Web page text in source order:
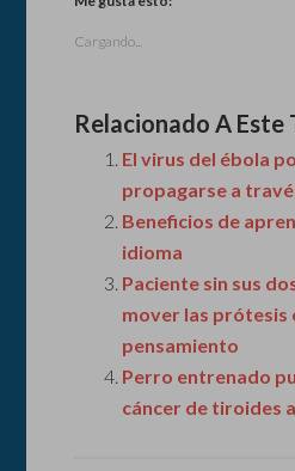
Cargando...
Relacionado A Este
El virus del ébola
propagarse a
Beneficios de
idioma
Paciente sin sus
mover las prótesis
pensamiento
Perro entrenado
cáncer de tiroides